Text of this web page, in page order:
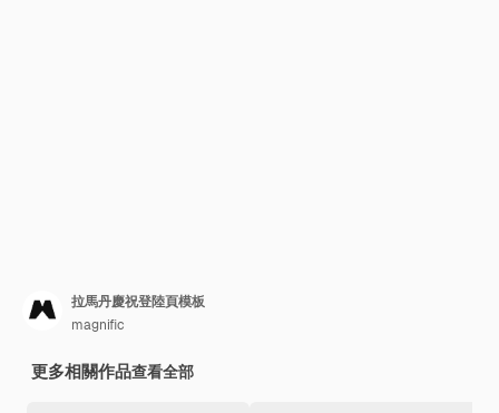
拉馬丹慶祝登陸頁模板
magnific
更多相關作品查看全部